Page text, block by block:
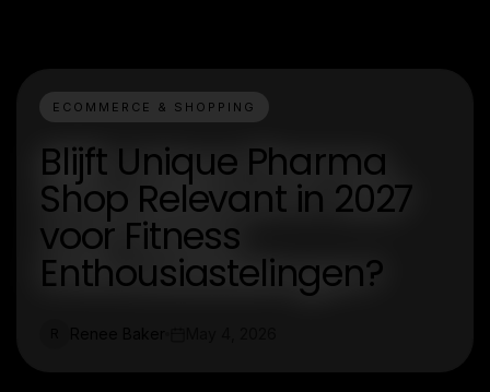
ECOMMERCE & SHOPPING
Blijft Unique Pharma
Shop Relevant in 2027
voor Fitness
Enthousiastelingen?